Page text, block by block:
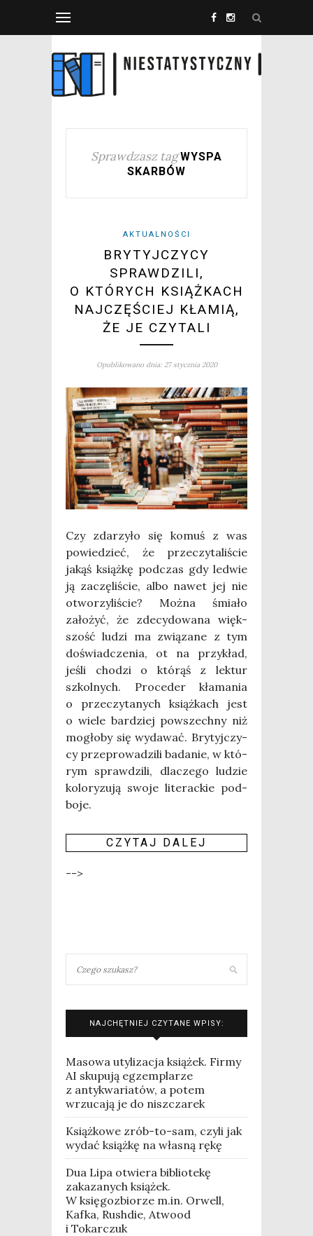
Sprawdzasz tag WYSPA
SKARBÓW
AKTUALNOŚCI
BRYTYJCZYCY
SPRAWDZILI,
O KTÓRYCH KSIĄŻKACH
NAJCZĘŚCIEJ KŁAMIĄ,
ŻE JE CZYTALI
Opublikowano dnia: 27 stycznia 2020
Czy zda­rzy­ło się komuś z was
powie­dzieć, że prze­czy­ta­li­ście
jakąś książ­kę pod­czas gdy led­wie
ją zaczę­li­ście, albo nawet jej nie
otwo­rzy­li­ście? Moż­na śmia­ło
zało­żyć, że zde­cy­do­wa­na więk­
szość ludzi ma zwią­za­ne z tym
doświad­cze­nia, ot na przy­kład,
jeśli cho­dzi o któ­rąś z lek­tur
szkol­nych. Pro­ce­der kła­ma­nia
o prze­czy­ta­nych książ­kach jest
o wie­le bar­dziej powszech­ny niż
mogło­by się wyda­wać. Bry­tyj­czy­
cy prze­pro­wa­dzi­li bada­nie, w któ­
rym spraw­dzi­li, dla­cze­go ludzie
kolo­ry­zu­ją swo­je lite­rac­kie pod­
bo­je.
CZY­TAJ DALEJ
-->
NAJCHĘTNIEJ CZYTANE WPISY:
Masowa utylizacja książek. Firmy
AI skupują egzemplarze
z antykwariatów, a potem
wrzucają je do niszczarek
Książkowe zrób-to-sam, czyli jak
wydać książkę na własną rękę
Dua Lipa otwiera bibliotekę
zakazanych książek.
W księgozbiorze m.in. Orwell,
Kafka, Rushdie, Atwood
i Tokarczuk